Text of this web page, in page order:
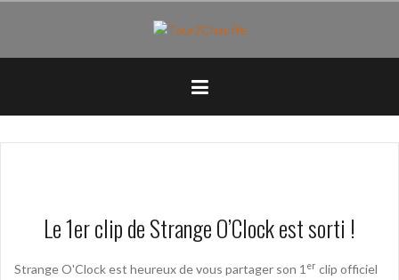
Le 1er clip de Strange O’Clock est sorti !
Strange O'Clockest heureux de vous partager son 1er clip officiel